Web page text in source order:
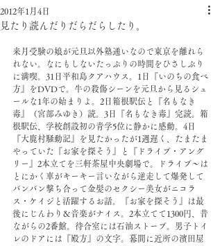
見たり読んだりだらだらしたり。
2012年1月4日
来月受験の娘が元旦以外塾通いなので東京を離れら
れない。なにもしないたっぷりの時間をひさしぶり
に満喫。31日平和島クアハウス。1日『いのちの食べ
方』をDVDで。牛の殺傷シーンを元旦から見るシュ
ールな1年の始まりよ。2日箱根駅伝と『名もなき
毒』（宮部みゆき）読。3日『名もなき毒』完読。箱
根駅伝、学校創設初の青学5位に静かに感動。4日
『大鹿村騒動記』を見たかったが1週遅く、たまたま
やっていた『お家を探そう』と『ドライブ・アング
リー』2本立てを三軒茶屋中央劇場で。ドライブ〜は
とにかく車がキーキー言いながら逆走して爆発して
バンバン撃ち合って金髪のセクシー美女がニコラ
ス・ケイジと活躍するお話。『お家を探そう』は最
後にじんわり＆音楽がナイス。2本立てて1300円、昔
ながらの2番館。待合室には石油ストーブ。男子トイ
レのドアには『殿方』の文字。幕間に近所の濱田屋